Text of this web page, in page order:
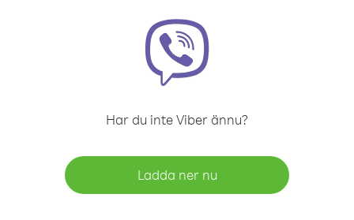
Har du inte Viber ännu?
Ladda ner nu